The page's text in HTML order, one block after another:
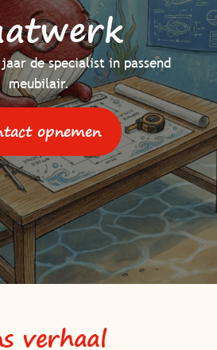
de specialist in passend
meubilair.
opnemen
verhaal